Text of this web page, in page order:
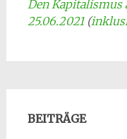
Den Kapitalismus
25.06.2021 (
BEITRÄGE